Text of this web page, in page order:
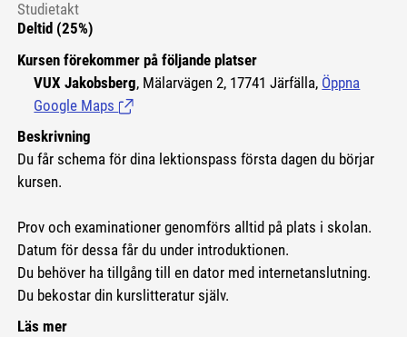
Studietakt
Deltid (25%)
Kursen förekommer på följande platser
VUX Jakobsberg, Mälarvägen 2, 17741 Järfälla, Öppna
Google Maps (Länk till extern sida.)
Beskrivning
Du får schema för dina lektionspass första dagen du börjar
kursen.
Prov och examinationer genomförs alltid på plats i skolan.
Datum för dessa får du under introduktionen.
Du behöver ha tillgång till en dator med internetanslutning.
Du bekostar din kurslitteratur själv.
Läs mer